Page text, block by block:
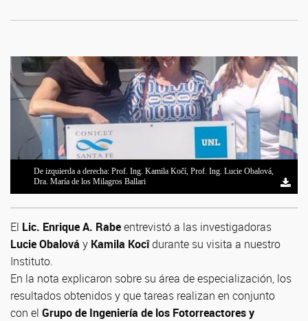
De izquierda a derecha: Prof. Ing. Kamila Kočí, Prof. Ing. Lucie Obalová,
Dra. María de los Milagros Ballari
El Lic. Enrique A. Rabeentrevistó a las investigadoras
Lucie Obalová y Kamila Kocîdurante su visita a nuestro
Instituto.
En la nota explicaron sobre su área de especialización, los
resultados obtenidos y que tareas realizan en conjunto
con el Grupo de Ingeniería de los Fotorreactores y